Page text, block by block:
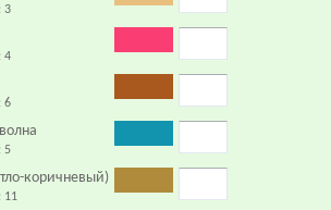
3
4
6
5
коричневый)
11